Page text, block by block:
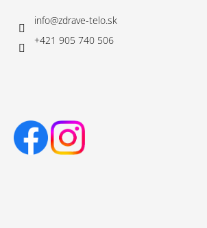
info@zdrave-telo.sk
+421 905 740 506